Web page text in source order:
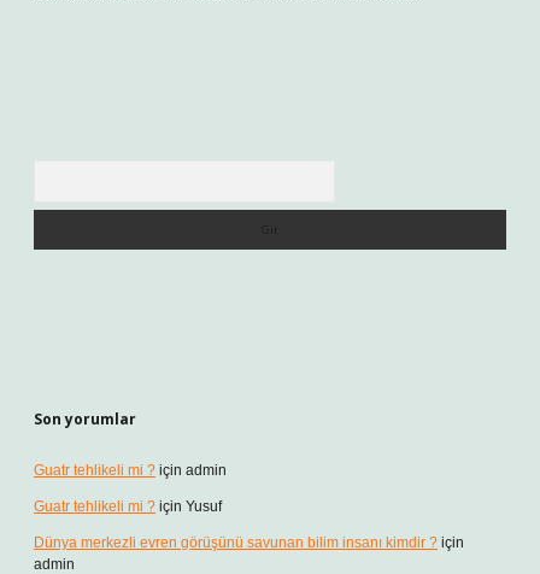
Son yorumlar
Guatr tehlikeli mi ? için admin
Guatr tehlikeli mi ? için Yusuf
Dünya merkezli evren görüşünü savunan bilim insanı kimdir ? için
admin